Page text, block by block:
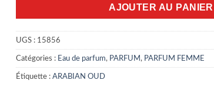
AJOUTER AU PANIER
UGS : 15856
Catégories : Eau de parfum, PARFUM , PARFUM FEMME
Étiquette : ARABIAN OUD